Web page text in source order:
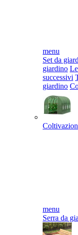
menu
Set da
giardino
successivi
giardino
menu
Serra da